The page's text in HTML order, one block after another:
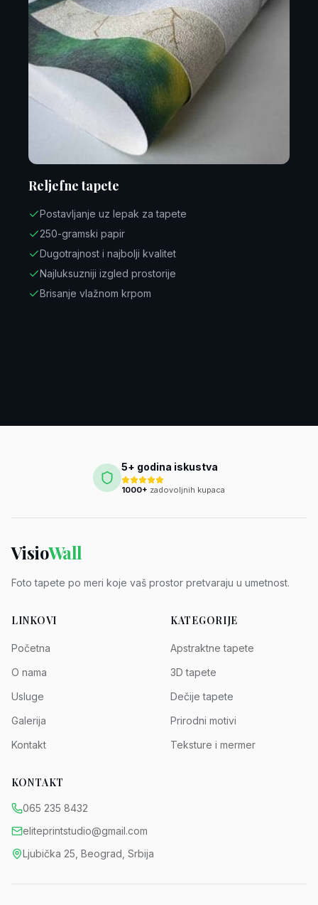
Reljefne tapete
Postavljanje uz lepak za tapete
250-gramski papir
Dugotrajnost i najbolji kvalitet
Najluksuzniji izgled prostorije
Brisanje vlažnom krpom
5+ godina iskustva
1000+ zadovoljnih kupaca
VisioWall
Foto tapete po meri koje vaš prostor pretvaraju u umetnost.
LINKOVI
Početna
O nama
Usluge
Galerija
Kontakt
KATEGORIJE
Apstraktne tapete
3D tapete
Dečije tapete
Prirodni motivi
Teksture i mermer
KONTAKT
065 235 8432
eliteprintstudio@gmail.com
Ljubička 25, Beograd, Srbija